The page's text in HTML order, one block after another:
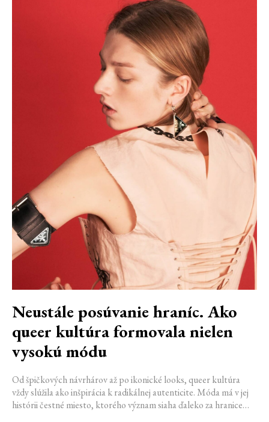
Neustále posúvanie hraníc. Ako
queer kultúra formovala nielen
vysokú módu
Od špičkových návrhárov až po ikonické looks, queer kultúra
vždy slúžila ako inšpirácia k radikálnej autenticite. Móda má v jej
histórii čestné miesto, ktorého význam siaha ďaleko za hranice